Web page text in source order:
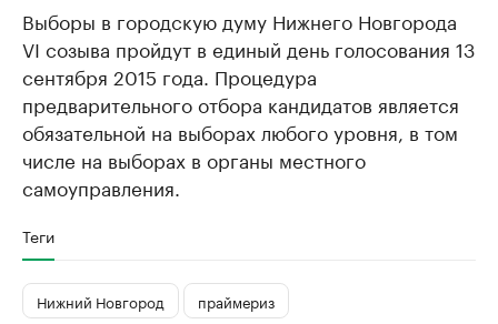
Выборы в городскую думу Нижнего Новгорода
VI созыва пройдут в единый день голосования 13
сентября 2015 года. Процедура
предварительного отбора кандидатов является
обязательной на выборах любого уровня, в том
числе на выборах в органы местного
самоуправления.
Теги
Нижний Новгород праймериз